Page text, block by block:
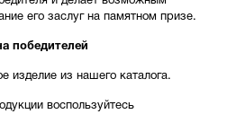
его заслуг на памятном призе.
победителей
изделие из нашего каталога.
воспользуйтесь